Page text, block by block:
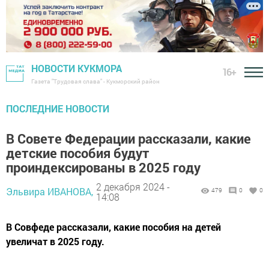
НОВОСТИ КУКМОРА
Газета "Трудовая слава" - Кукморский район
16+
ПОСЛЕДНИЕ НОВОСТИ
В Совете Федерации рассказали, какие
детские пособия будут
проиндексированы в 2025 году
Эльвира ИВАНОВА, 2 декабря 2024 -
14:08
479 0 0
В Совфеде рассказали, какие пособия на детей
увеличат в 2025 году.